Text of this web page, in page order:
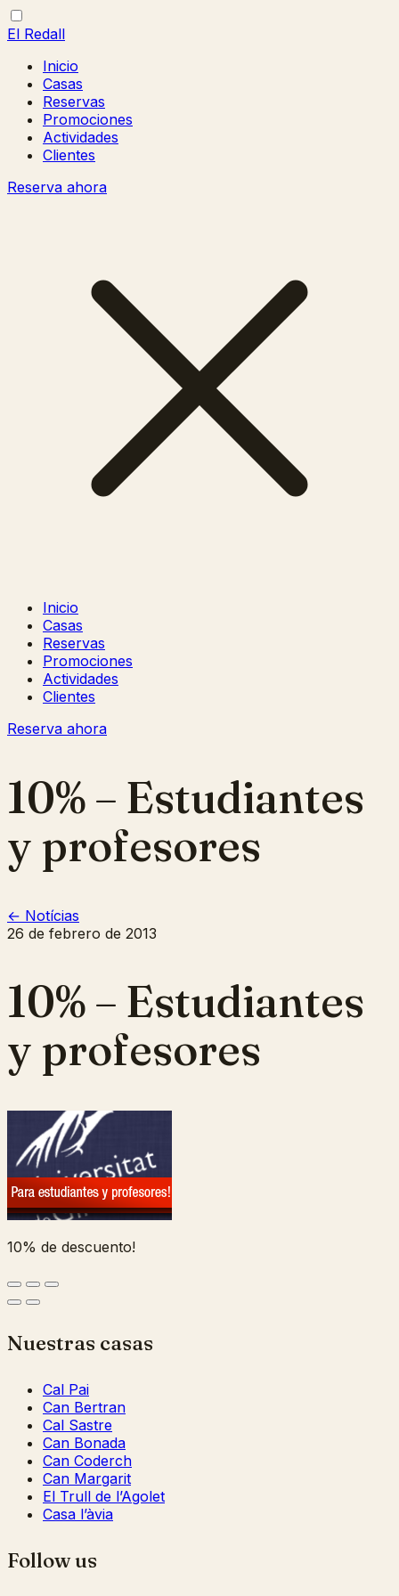
El Redall
Inicio
Casas
Reservas
Promociones
Actividades
Clientes
Reserva ahora
Inicio
Casas
Reservas
Promociones
Actividades
Clientes
Reserva ahora
10% – Estudiantes
y profesores
← Notícias
26 de febrero de 2013
10% – Estudiantes
y profesores
10% de descuento!
Nuestras casas
Cal Pai
Can Bertran
Cal Sastre
Can Bonada
Can Coderch
Can Margarit
El Trull de l’Agolet
Casa l’àvia
Follow us